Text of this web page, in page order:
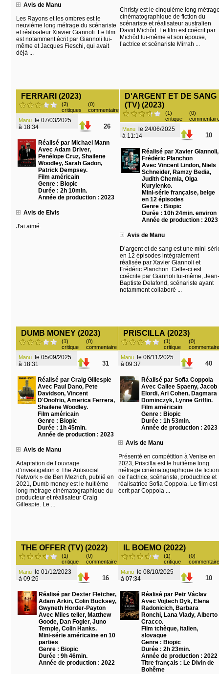
Avis de Manu
Les Rayons et les ombres est le
neuvième long métrage du scénariste
et réalisateur Xiavier Giannoli. Le film
est notamment écrit par Giannoli lui-
même et Jacques Fieschi, qui avait
déjà ...
Christy est le cinquième long
cinématographique de fiction du
scénariste et réalisateur australien
David Michôd. Le film est coécrit par
Michôd lui-même et son épouse,
l’actrice et scénariste Mirrah ...
FERRARI (2023)
(2)
critiques
(0)
commentaire
Manu
à 18:34
26
Réalisé par Michael Mann
Avec Adam Driver,
Penélope Cruz, Shailene
Woodley, Sarah Gadon,
Patrick Dempsey.
Film américain
Genre : Biopic
Durée : 2h 10min.
Année de production : 2023
Avis de Elvis
J'ai aimé.
D'ARGENT ET DE SANG
(TV) (2023)
(1)
critique
(0)
Manu
à 11:14
10
Réalisé par Xavier Giannoli,
Frédéric Planchon
Avec Vincent Lindon, Niels
Schneider, Ramzy Bedia,
Judith Chemla, Olga
Kurylenko.
Mini-série française, belge
en 12 épisodes
Genre : Biopic
Durée : 10h 24min. environ
Année de production : 2023
Avis de Manu
D’argent et de sang est une mini-
en 12 épisodes intégralement
réalisée par Xavier Giannoli et
Frédéric Planchon. Celle-ci est
coécrite par Giannoli lui-même, Jean-
Baptiste Delafond, scénariste ayant
notamment collaboré ...
DUMB MONEY (2023)
(1)
critique
(0)
commentaire
Manu
à 18:31
31
Réalisé par Craig Gillespie
Avec Paul Dano, Pete
Davidson, Vincent
D'Onofrio, America Ferrera,
Shailene Woodley.
Film américain
Genre : Biopic
Durée : 1h 45min.
Année de production : 2023
Avis de Manu
Adaptation de l’ouvrage
d’investigation « The Antisocial
Network » de Ben Mezrich, publié en
2021, Dumb money est le huitième
long métrage cinématographique du
producteur et réalisateur Craig
Gillespie. Le ...
PRISCILLA (2023)
(1)
critique
(0)
commentaire
Manu
à 09:37
40
Réalisé par Sofia Coppola
Avec Cailee Spaeny, Jacob
Elordi, Ari Cohen, Dagmara
Dominczyk, Lynne Griffin.
Film américain
Genre : Biopic
Durée : 1h 53min.
Année de production : 2023
Avis de Manu
Présenté en compétition à Venise en
2023, Priscilla est le huitième long
métrage cinématographique de fiction
de l’actrice, scénariste, productrice et
réalisatrice Sofia Coppola. Le film est
écrit par Coppola ...
THE OFFER (TV) (2022)
(1)
critique
(0)
commentaire
Manu
à 09:26
16
Réalisé par Dexter Fletcher,
Adam Arkin, Colin Bucksey,
Gwyneth Horder-Payton
Avec Miles teller, Matthew
Goode, Dan Fogler, Juno
Temple, Colin Hanks.
Mini-série américaine en 10
parties
Genre : Biopic
Durée : 9h 46min.
Année de production : 2022
IL BOEMO (2022)
(1)
critique
(0)
commentaire
Manu
à 07:34
10
Réalisé par Petr Václav
Avec Vojtech Dyk, Elena
Radonicich, Barbara
Ronchi, Lana Vlady, Alberto
Cracco.
Film tchèque, italien,
slovaque
Genre : Biopic
Durée : 2h 23min.
Année de production : 2022
Titre français : Le Divin de
Bohême